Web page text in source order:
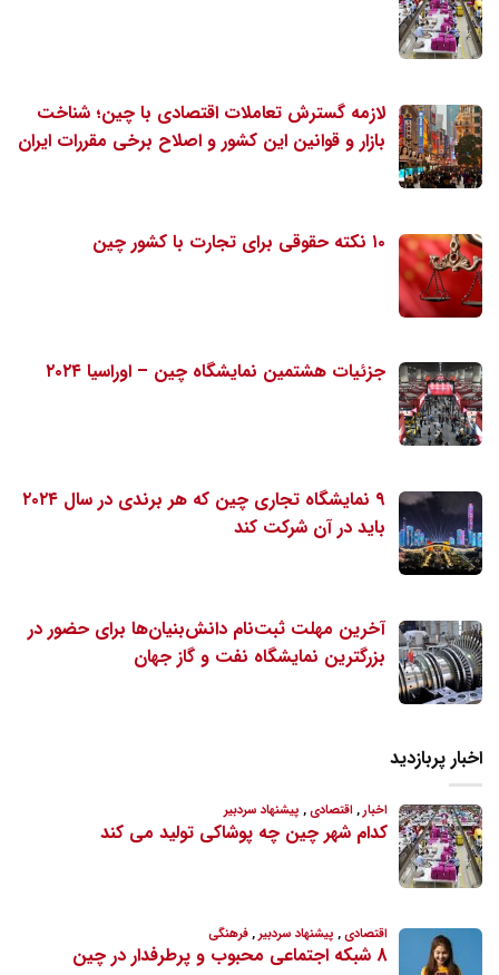
لازمه گسترش تعاملات اقتصادی با چین؛ شناخت
بازار و قوانین این کشور و اصلاح برخی مقررات ایران
۱۰ نکته حقوقی برای تجارت با کشور چین
جزئیات هشتمین نمایشگاه چین – اوراسیا ۲۰۲۴
۹ نمایشگاه تجاری چین که هر برندی در سال ۲۰۲۴
باید در آن شرکت کند
آخرین مهلت ثبت‌نام دانش‌بنیان‌ها برای حضور در
بزرگترین نمایشگاه نفت و گاز جهان
اخبار پربازدید